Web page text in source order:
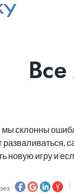
склонны
новую игру и